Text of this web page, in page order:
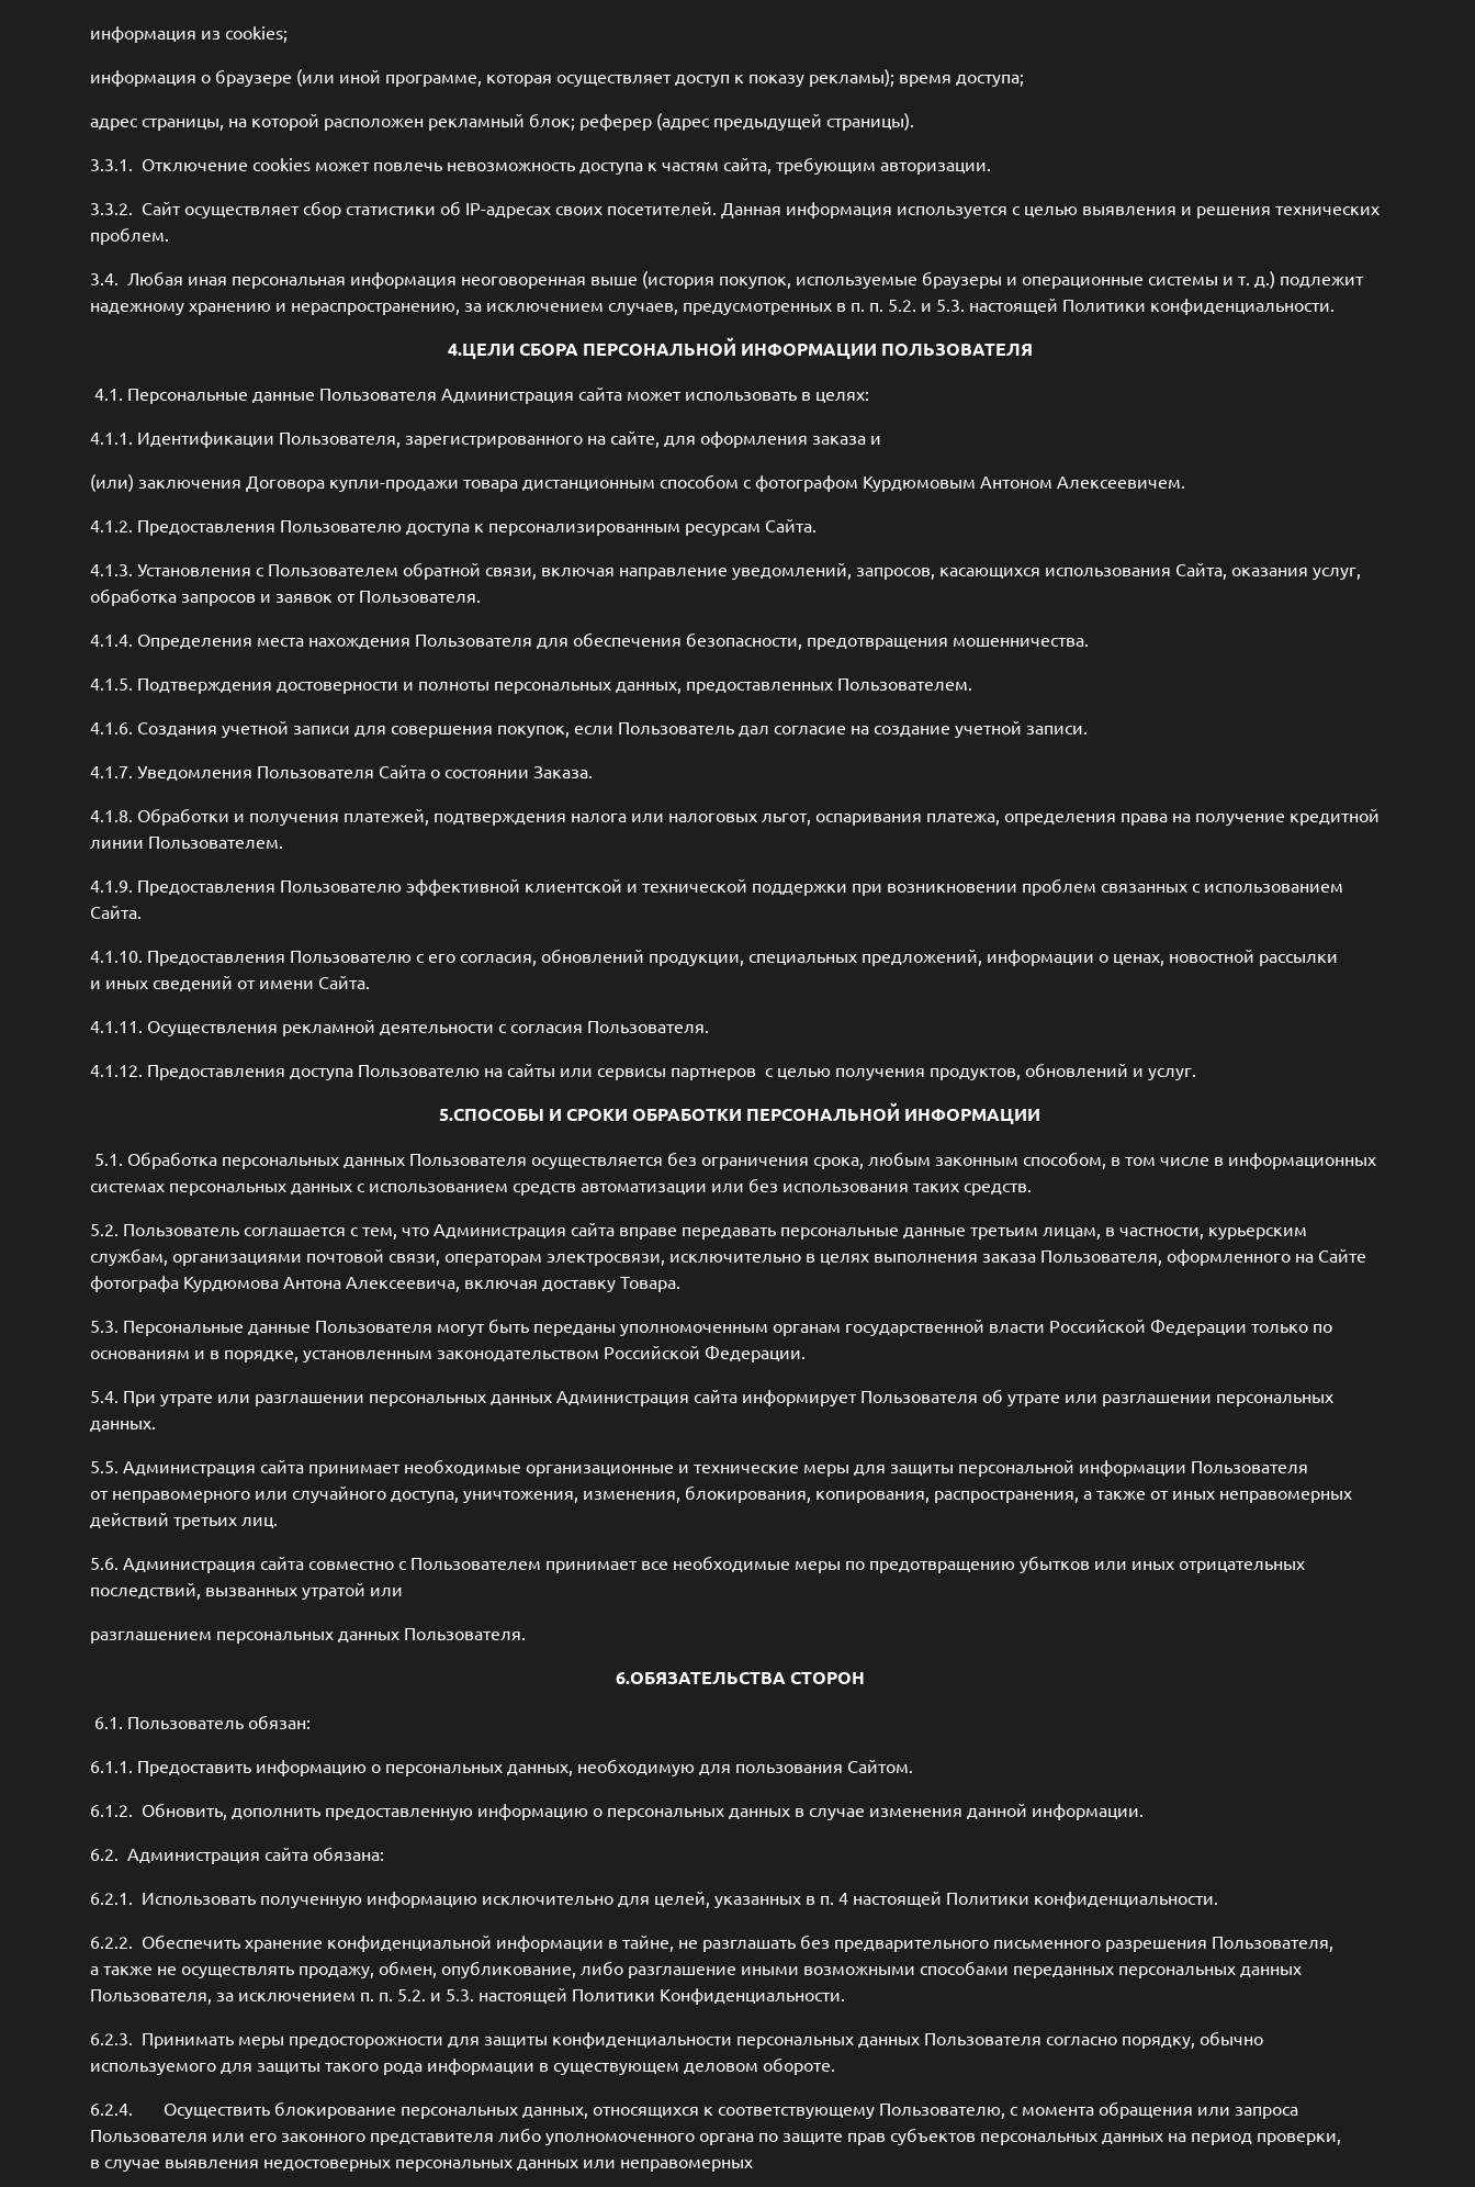
информация из cookies;
информация о браузере (или иной программе, которая осуществляет доступ к показу рекламы); время доступа;
адрес страницы, на которой расположен рекламный блок; реферер (адрес предыдущей страницы).
3.3.1. Отключение cookies может повлечь невозможность доступа к частям сайта, требующим авторизации.
3.3.2. Сайт осуществляет сбор статистики об IP-адресах своих посетителей. Данная информация используется с целью выявления и решения технических
проблем.
3.4. Любая иная персональная информация неоговоренная выше (история покупок, используемые браузеры и операционные системы и т. д.) подлежит
надежному хранению и нераспространению, за исключением случаев, предусмотренных в п. п. 5.2. и 5.3. настоящей Политики конфиденциальности.
4.ЦЕЛИ СБОРА ПЕРСОНАЛЬНОЙ ИНФОРМАЦИИ ПОЛЬЗОВАТЕЛЯ
4.1. Персональные данные Пользователя Администрация сайта может использовать в целях:
4.1.1. Идентификации Пользователя, зарегистрированного на сайте, для оформления заказа и
(или) заключения Договора купли-продажи товара дистанционным способом с фотографом Курдюмовым Антоном Алексеевичем.
4.1.2. Предоставления Пользователю доступа к персонализированным ресурсам Сайта.
4.1.3. Установления с Пользователем обратной связи, включая направление уведомлений, запросов, касающихся использования Сайта, оказания услуг,
обработка запросов и заявок от Пользователя.
4.1.4. Определения места нахождения Пользователя для обеспечения безопасности, предотвращения мошенничества.
4.1.5. Подтверждения достоверности и полноты персональных данных, предоставленных Пользователем.
4.1.6. Создания учетной записи для совершения покупок, если Пользователь дал согласие на создание учетной записи.
4.1.7. Уведомления Пользователя Сайта о состоянии Заказа.
4.1.8. Обработки и получения платежей, подтверждения налога или налоговых льгот, оспаривания платежа, определения права на получение кредитной
линии Пользователем.
4.1.9. Предоставления Пользователю эффективной клиентской и технической поддержки при возникновении проблем связанных с использованием
Сайта.
4.1.10. Предоставления Пользователю с его согласия, обновлений продукции, специальных предложений, информации о ценах, новостной рассылки
и иных сведений от имени Сайта.
4.1.11. Осуществления рекламной деятельности с согласия Пользователя.
4.1.12. Предоставления доступа Пользователю на сайты или сервисы партнеров с целью получения продуктов, обновлений и услуг.
5.СПОСОБЫ И СРОКИ ОБРАБОТКИ ПЕРСОНАЛЬНОЙ ИНФОРМАЦИИ
5.1. Обработка персональных данных Пользователя осуществляется без ограничения срока, любым законным способом, в том числе в информационных
системах персональных данных с использованием средств автоматизации или без использования таких средств.
5.2. Пользователь соглашается с тем, что Администрация сайта вправе передавать персональные данные третьим лицам, в частности, курьерским
службам, организациями почтовой связи, операторам электросвязи, исключительно в целях выполнения заказа Пользователя, оформленного на Сайте
фотографа Курдюмова Антона Алексеевича, включая доставку Товара.
5.3. Персональные данные Пользователя могут быть переданы уполномоченным органам государственной власти Российской Федерации только по
основаниям и в порядке, установленным законодательством Российской Федерации.
5.4. При утрате или разглашении персональных данных Администрация сайта информирует Пользователя об утрате или разглашении персональных
данных.
5.5. Администрация сайта принимает необходимые организационные и технические меры для защиты персональной информации Пользователя
от неправомерного или случайного доступа, уничтожения, изменения, блокирования, копирования, распространения, а также от иных неправомерных
действий третьих лиц.
5.6. Администрация сайта совместно с Пользователем принимает все необходимые меры по предотвращению убытков или иных отрицательных
последствий, вызванных утратой или
разглашением персональных данных Пользователя.
6.ОБЯЗАТЕЛЬСТВА СТОРОН
6.1. Пользователь обязан:
6.1.1. Предоставить информацию о персональных данных, необходимую для пользования Сайтом.
6.1.2. Обновить, дополнить предоставленную информацию о персональных данных в случае изменения данной информации.
6.2. Администрация сайта обязана:
6.2.1. Использовать полученную информацию исключительно для целей, указанных в п. 4 настоящей Политики конфиденциальности.
6.2.2. Обеспечить хранение конфиденциальной информации в тайне, не разглашать без предварительного письменного разрешения Пользователя,
а также не осуществлять продажу, обмен, опубликование, либо разглашение иными возможными способами переданных персональных данных
Пользователя, за исключением п. п. 5.2. и 5.3. настоящей Политики Конфиденциальности.
6.2.3. Принимать меры предосторожности для защиты конфиденциальности персональных данных Пользователя согласно порядку, обычно
используемого для защиты такого рода информации в существующем деловом обороте.
6.2.4. Осуществить блокирование персональных данных, относящихся к соответствующему Пользователю, с момента обращения или запроса
Пользователя или его законного представителя либо уполномоченного органа по защите прав субъектов персональных данных на период проверки,
в случае выявления недостоверных персональных данных или неправомерных